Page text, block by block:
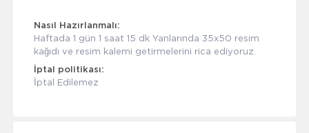
Nasıl Hazırlanmalı:
Haftada 1 gün 1 saat 15 dk Yanlarında 35x50 resim
kağıdı ve resim kalemi getirmelerini rica ediyoruz.
İptal politikası:
İptal Edilemez